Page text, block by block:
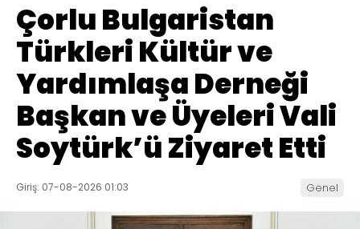
Çorlu Bulgaristan
Türkleri Kültür ve
Yardımlaşa Derneği
Başkan ve Üyeleri Vali
Soytürk’ü Ziyaret Etti
Giriş: 07-08-2026 01:03 Genel